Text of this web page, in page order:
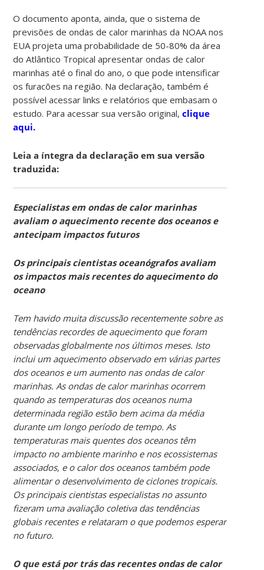
O documento aponta, ainda, que o sistema de
previsões de ondas de calor marinhas da NOAA nos
EUA projeta uma probabilidade de 50-80% da área
do Atlântico Tropical apresentar ondas de calor
marinhas até o final do ano, o que pode intensificar
os furacões na região. Na declaração, também é
possível acessar links e relatórios que embasam o
estudo. Para acessar sua versão original,clique
aqui.
Leia a íntegra da declaração em sua versão
traduzida:
Especialistas em ondas de calor marinhas
avaliam o aquecimento recente dos oceanos e
antecipam impactos futuros
Os principais cientistas oceanógrafos avaliam
os impactos mais recentes do aquecimento do
oceano
Tem havido muita discussão recentemente sobre as
tendências recordes de aquecimento que foram
observadas globalmente nos últimos meses. Isto
inclui um aquecimento observado em várias partes
dos oceanos e um aumento nas ondas de calor
marinhas. As ondas de calor marinhas ocorrem
quando as temperaturas dos oceanos numa
determinada região estão bem acima da média
durante um longo período de tempo. As
temperaturas mais quentes dos oceanos têm
impacto no ambiente marinho e nos ecossistemas
associados, e o calor dos oceanos também pode
alimentar o desenvolvimento de ciclones tropicais.
Os principais cientistas especialistas no assunto
fizeram uma avaliação coletiva das tendências
globais recentes e relataram o que podemos esperar
no futuro.
O que está por trás das recentes ondas de calor